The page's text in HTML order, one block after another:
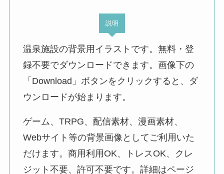
説明
温泉施設の背景用イラストです。無料・登
録不要でダウンロードできます。画像下の
「Download」ボタンをクリックすると、ダ
ウンロードが始まります。
ゲーム、TRPG、配信素材、漫画素材、
Webサイト等の背景画像としてご利用いた
だけます。商用利用OK、トレスOK、クレ
ジット不要、許可不要です。詳細はページ